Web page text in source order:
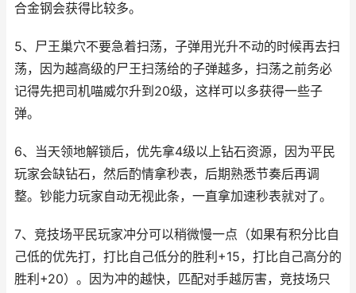
合金钢会获得比较多。
5、尸王巢穴不要急着扫荡，子弹用光升不动的时候再去扫
荡，因为越高级的尸王扫荡给的子弹越多，扫荡之前务必
记得先把司机喵威尔升到20级，这样可以多获得一些子
弹。
6、当天领地解锁后，优先拿4级以上钻石资源，因为平民
玩家会缺钻石，然后酌情拿秒表，后期熟悉节奏后再调
整。钞能力玩家自动无视此条，一直拿加速秒表就对了。
7、竞技场平民玩家冲分可以稍微慢一点（如果有积分比自
己低的优先打，打比自己低分的胜利+15，打比自己高分的
胜利+20）。因为冲的越快，匹配对手越厉害，竞技场只